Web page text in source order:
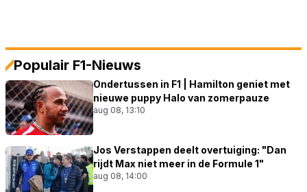
Populair F1-Nieuws
Ondertussen in F1 | Hamilton geniet met
nieuwe puppy Halo van zomerpauze
aug 08, 13:10
Jos Verstappen deelt overtuiging: "Dan
rijdt Max niet meer in de Formule 1"
aug 08, 14:00